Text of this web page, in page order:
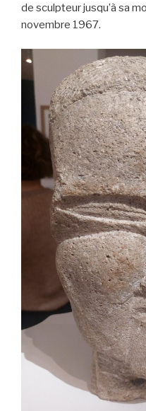
de sculpteur jusqu’à sa
novembre 1967.